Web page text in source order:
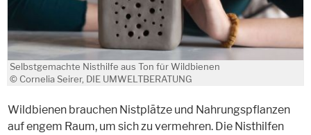
Selbstgemachte Nisthilfe aus Ton für Wildbienen
© Cornelia Seirer, DIE UMWELTBERATUNG
Wildbienen brauchen Nistplätze und Nahrungspflanzen
auf engem Raum, um sich zu vermehren. Die Nisthilfen